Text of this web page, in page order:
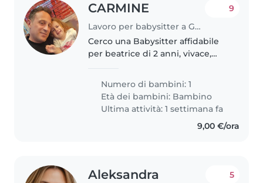
CARMINE
Lavoro per babysitter a Genova
9
Cerco una Babysitter affidabile
per beatrice di 2 anni, vivace,
una persona che sappia gestire
con dolcezza e pazienza i bimbi
piccoli. Contattami..
Numero di bambini: 1
Età dei bambini: Bambino
Ultima attività: 1 settimana fa
9,00 €/ora
Aleksandra 5